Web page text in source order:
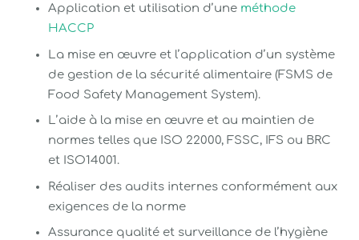
Application et utilisation d’une méthode
HACCP
La mise en œuvre et l’application d’un système
de gestion de la sécurité alimentaire (FSMS de
Food Safety Management System).
L’aide à la mise en œuvre et au maintien de
normes telles que ISO 22000, FSSC, IFS ou BRC
et ISO14001.
Réaliser des audits internes conformément aux
exigences de la norme
Assurance qualité et surveillance de l’hygiène